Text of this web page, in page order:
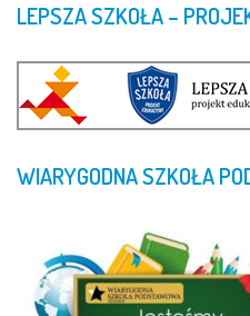
LEPSZASZKOŁA–
WIARYGODNASZKOŁA